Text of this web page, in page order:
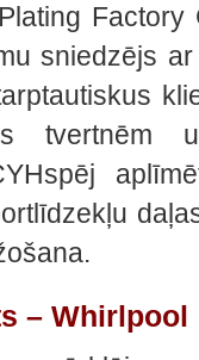
sniedzējs
tvertnēm
– Whirlpool